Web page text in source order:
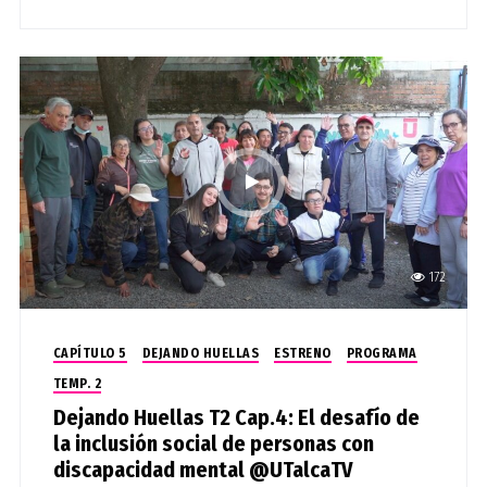
172
CAPÍTULO 5 DEJANDO HUELLAS ESTRENO
PROGRAMA
TEMP. 2
Dejando Huellas T2 Cap.4: El desafío de
la inclusión social de personas con
discapacidad mental @UTalcaTV